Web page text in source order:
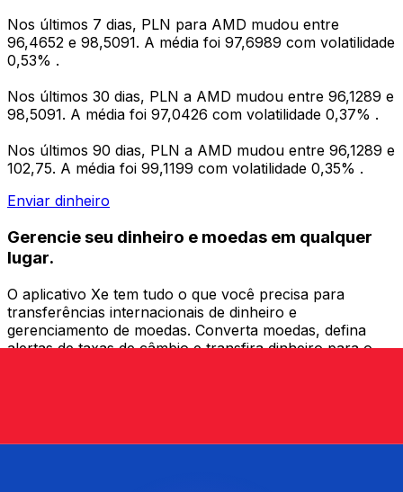
Nos últimos 7 dias, PLN para AMD mudou entre
96,4652 e 98,5091. A média foi 97,6989 com volatilidade
0,53% .
Nos últimos 30 dias, PLN a AMD mudou entre 96,1289 e
98,5091. A média foi 97,0426 com volatilidade 0,37% .
Nos últimos 90 dias, PLN a AMD mudou entre 96,1289 e
102,75. A média foi 99,1199 com volatilidade 0,35% .
Enviar dinheiro
Gerencie seu dinheiro e moedas em qualquer
lugar.
O aplicativo Xe tem tudo o que você precisa para
transferências internacionais de dinheiro e
gerenciamento de moedas. Converta moedas, defina
alertas de taxas de câmbio e transfira dinheiro para o